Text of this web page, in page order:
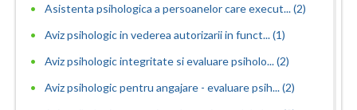
Neamt
Olt
Prahova
Asistenta psihologica a persoanelor care execut... (2)
Aviz psihologic in vederea autorizarii in funct... (1)
Aviz psihologic integritate si evaluare psiholo... (2)
Aviz psihologic pentru angajare - evaluare psih... (2)